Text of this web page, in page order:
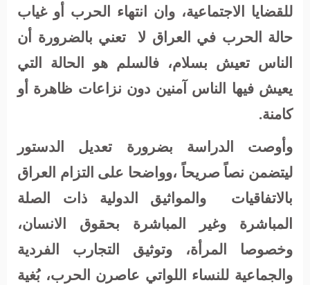
للقضايا الاجتماعية، وان انتهاء الحرب أو غياب
حالة الحرب في العراق لا
تعني بالضرورة أن
الناس تعيش بسلام، فالسلم هو الحالة التي
يعيش فيها الناس آمنين دون نزاعات ظاهرة أو
كامنة.
وأوصت الدراسة بضرورة تعديل الدستور
ليتضمن نصاً صريحاً ،وواضحا على التزام العراق
بالاتفاقيات
والمواثيق الدولية ذات الصلة
المباشرة وغير المباشرة بحقوق الانسان،
وخصوصا المرأة، وتوثيق التجارب الفردية
والجماعية للنساء اللواتي عاصرن الحرب، بُغية